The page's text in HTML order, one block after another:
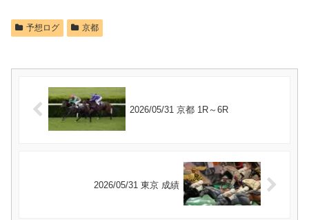
予想ログ 京都
2026/05/31 京都 1R～6R
2026/05/31 東京 成績